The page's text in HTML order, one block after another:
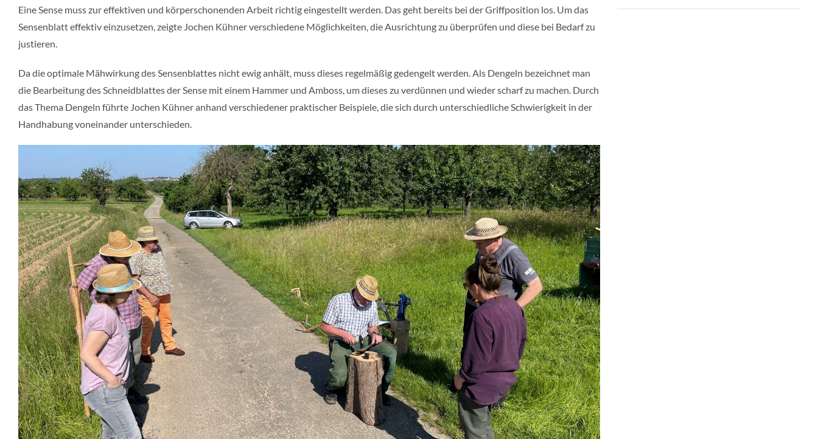
Eine Sense muss zur effektiven und körperschonenden Arbeit richtig eingestellt werden. Das geht bereits bei der Griffposition los. Um das
Sensenblatt effektiv einzusetzen, zeigte Jochen Kühner verschiedene Möglichkeiten, die Ausrichtung zu überprüfen und diese bei Bedarf zu
justieren.
Da die optimale Mähwirkung des Sensenblattes nicht ewig anhält, muss dieses regelmäßig gedengelt werden. Als Dengeln bezeichnet man
die Bearbeitung des Schneidblattes der Sense mit einem Hammer und Amboss, um dieses zu verdünnen und wieder scharf zu machen. Durch
das Thema Dengeln führte Jochen Kühner anhand verschiedener praktischer Beispiele, die sich durch unterschiedliche Schwierigkeit in der
Handhabung voneinander unterschieden.